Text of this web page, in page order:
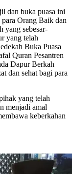
dan buka puasa ini
Orang Baik dan
yang sebesar-
yang telah
Buka Puasa
Quran Pesantren
Dapur Berkah
dan sehat bagi para
yang telah
menjadi amal
keberkahan